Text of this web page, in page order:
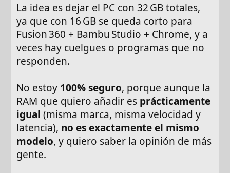
La idea es dejar el PC con 32 GB totales,
ya que con 16 GB se queda corto para
Fusion 360 + Bambu Studio + Chrome, y a
veces hay cuelgues o programas que no
responden.
No estoy 100% seguro, porque aunque la
RAM que quiero añadir es prácticamente
igual (misma marca, misma velocidad y
latencia), no es exactamente el mismo
modelo, y quiero saber la opinión de más
gente.